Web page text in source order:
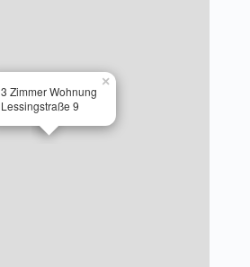
3 Zimmer Wohnung
Lessingstraße 9
×